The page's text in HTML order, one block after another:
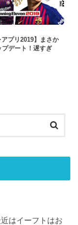
アプリ2019】まさか
プデート！遅すぎ
はイーフトはお